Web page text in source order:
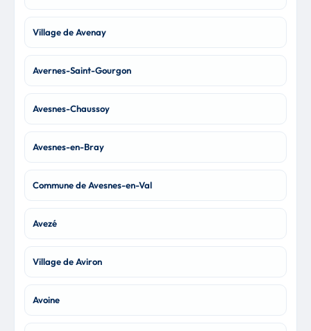
Village de Avenay
Avernes-Saint-Gourgon
Avesnes-Chaussoy
Avesnes-en-Bray
Commune de Avesnes-en-Val
Avezé
Village de Aviron
Avoine